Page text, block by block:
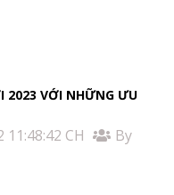
2023 VỚI NHỮNG ƯU
CH
By